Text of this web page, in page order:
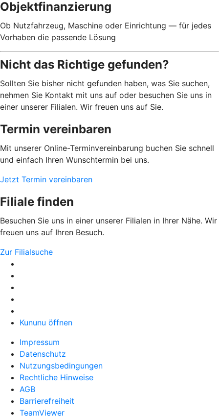
Objektfinanzierung
Ob Nutzfahrzeug, Maschine oder Einrichtung — für jedes
Vorhaben die passende Lösung
Nicht das Richtige gefunden?
Sollten Sie bisher nicht gefunden haben, was Sie suchen,
nehmen Sie Kontakt mit uns auf oder besuchen Sie uns in
einer unserer Filialen. Wir freuen uns auf Sie.
Termin vereinbaren
Mit unserer Online-Terminvereinbarung buchen Sie schnell
und einfach Ihren Wunschtermin bei uns.
Jetzt Termin vereinbaren
Filiale finden
Besuchen Sie uns in einer unserer Filialen in Ihrer Nähe. Wir
freuen uns auf Ihren Besuch.
Zur Filialsuche
Kununu öffnen
Impressum
Datenschutz
Nutzungsbedingungen
Rechtliche Hinweise
AGB
Barrierefreiheit
TeamViewer